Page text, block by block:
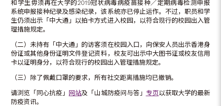
和学生毋须再在大学的2019冠状病毒病疫苗接种／定期病毒检测申报
系统申报接种纪录及感染纪录，该系统亦已停止运作。不过，职员和学
生仍须出示「中大通」以拍卡方式进入校园，以符合现行的校园出入管
理措施规定。
（二）未持有「中大通」的访客须在校园入口，向保安人员出示香港身
份证或其他身份证明文件登记资料，校友可出示中大图书证或校友信用
卡以证明身分，以符合现行的校园出入管理措施规定。
（三）除了佩戴口罩的要求，所有社交距离措施均已撤销。
请浏览「同心抗疫」 网站及「山城防疫问与答」 专页以获取大学的最新
防疫资讯。